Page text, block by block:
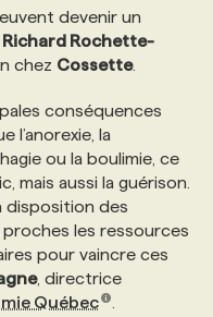
devenir un
Richard Rochette-
chez Cossette.
conséquences
l’anorexie, la
ou la boulimie, ce
mais aussi la guérison.
disposition des
les ressources
pour vaincre ces
, directrice
Québec